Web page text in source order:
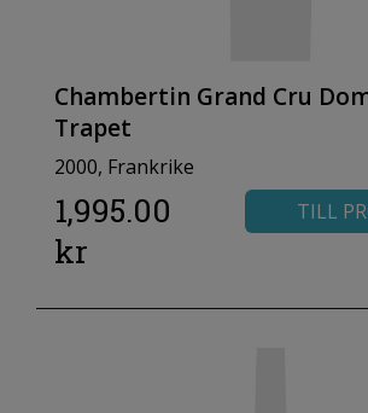
Chambertin Grand Cru
Trapet
2000, Frankrike
1,995.00
kr
TILL